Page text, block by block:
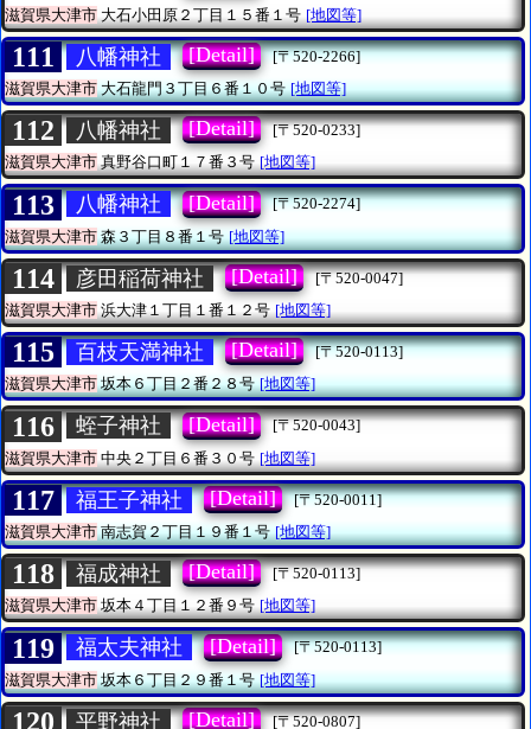
滋賀県大津市 大石小田原２丁目１５番１号 [地図等]
111 八幡神社 [Detail]
[〒520-2266]
滋賀県大津市大石龍門３丁目６番１０号 [地図等]
112 八幡神社 [Detail]
[〒520-0233]
滋賀県大津市真野谷口町１７番３号 [地図等]
113 八幡神社 [Detail]
[〒520-2274]
滋賀県大津市森３丁目８番１号 [地図等]
114 彦田稲荷神社 [Detail]
[〒520-0047]
滋賀県大津市浜大津１丁目１番１２号 [地図等]
115 百枝天満神社 [Detail]
[〒520-0113]
滋賀県大津市坂本６丁目２番２８号 [地図等]
116 蛭子神社 [Detail]
[〒520-0043]
滋賀県大津市 中央２丁目６番３０号 [地図等]
117 福王子神社 [Detail]
[〒520-0011]
滋賀県大津市南志賀２丁目１９番１号 [地図等]
118 福成神社 [Detail]
[〒520-0113]
滋賀県大津市坂本４丁目１２番９号 [地図等]
119 福太夫神社 [Detail]
[〒520-0113]
滋賀県大津市坂本６丁目２９番１号 [地図等]
120 平野神社 [Detail] [〒520-0807]